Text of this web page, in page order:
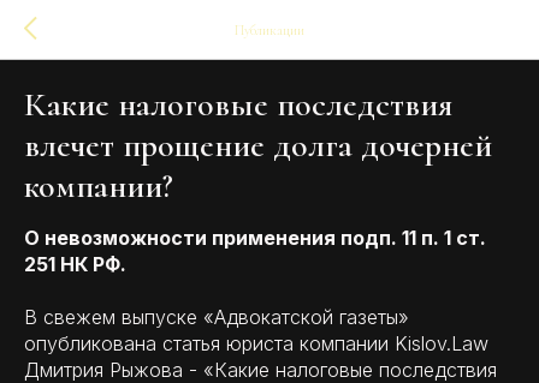
Публикации
Какие налоговые последствия
влечет прощение долга дочерней
компании?
О невозможности применения подп. 11 п. 1 ст.
251 НК РФ.
В свежем выпуске «Адвокатской газеты»
опубликована статья юриста компании Kislov.Law
Дмитрия Рыжова - «Какие налоговые последствия